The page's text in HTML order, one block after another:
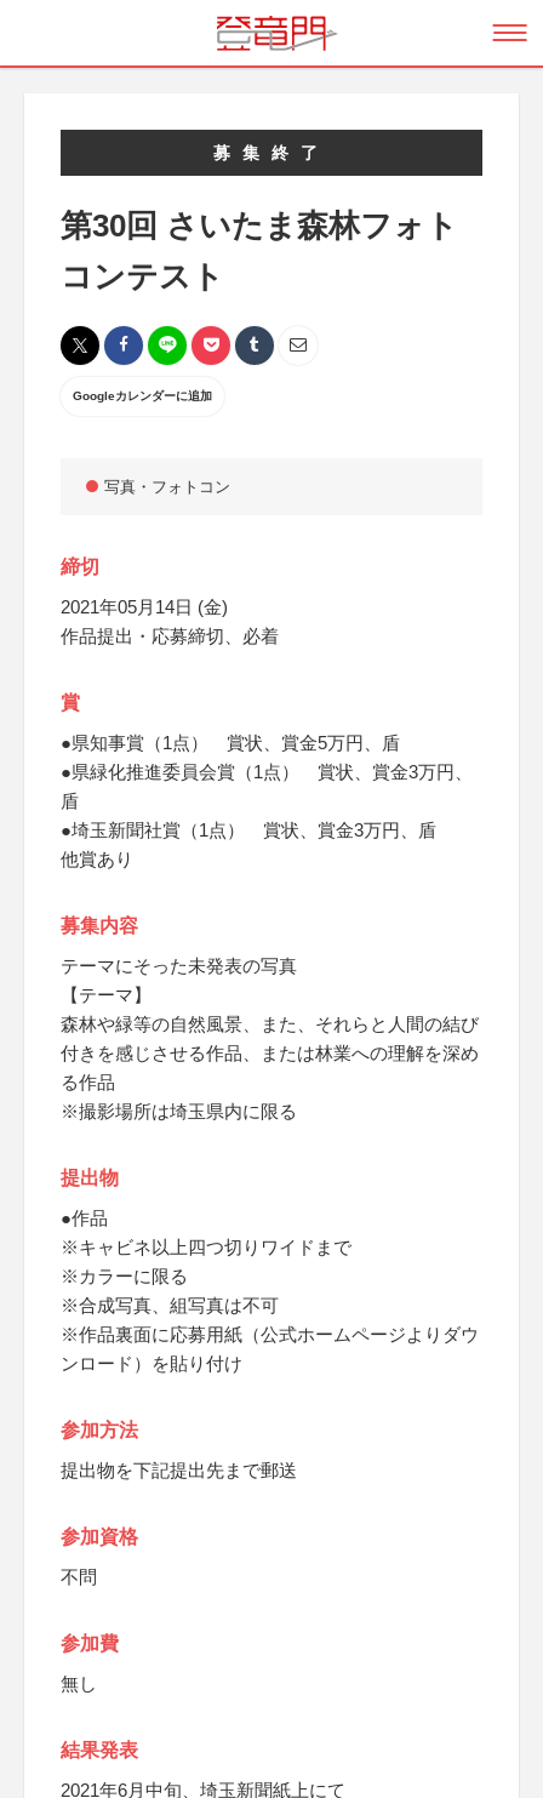
募集終了
第30回 さいたま森林フォト
コンテスト
Googleカレンダーに追加
写真・フォトコン
締切
2021年05月14日 (金)
作品提出・応募締切、必着
賞
●県知事賞（1点） 賞状、賞金5万円、盾
●県緑化推進委員会賞（1点） 賞状、賞金3万円、
盾
●埼玉新聞社賞（1点） 賞状、賞金3万円、盾
他賞あり
募集内容
テーマにそった未発表の写真
【テーマ】
森林や緑等の自然風景、また、それらと人間の結び
付きを感じさせる作品、または林業への理解を深め
る作品
※撮影場所は埼玉県内に限る
提出物
●作品
※キャビネ以上四つ切りワイドまで
※カラーに限る
※合成写真、組写真は不可
※作品裏面に応募用紙（公式ホームページよりダウ
ンロード）を貼り付け
参加方法
提出物を下記提出先まで郵送
参加資格
不問
参加費
無し
結果発表
2021年6月中旬、埼玉新聞紙上にて